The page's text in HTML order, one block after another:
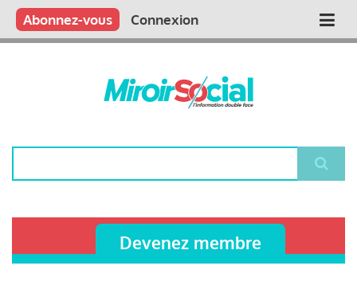
Aller
contenu
Main
Qui sommes nous ?
Vous publiez
Nous publions
Contactez-nous
Abonnez-vous Connexion
Devenez membre